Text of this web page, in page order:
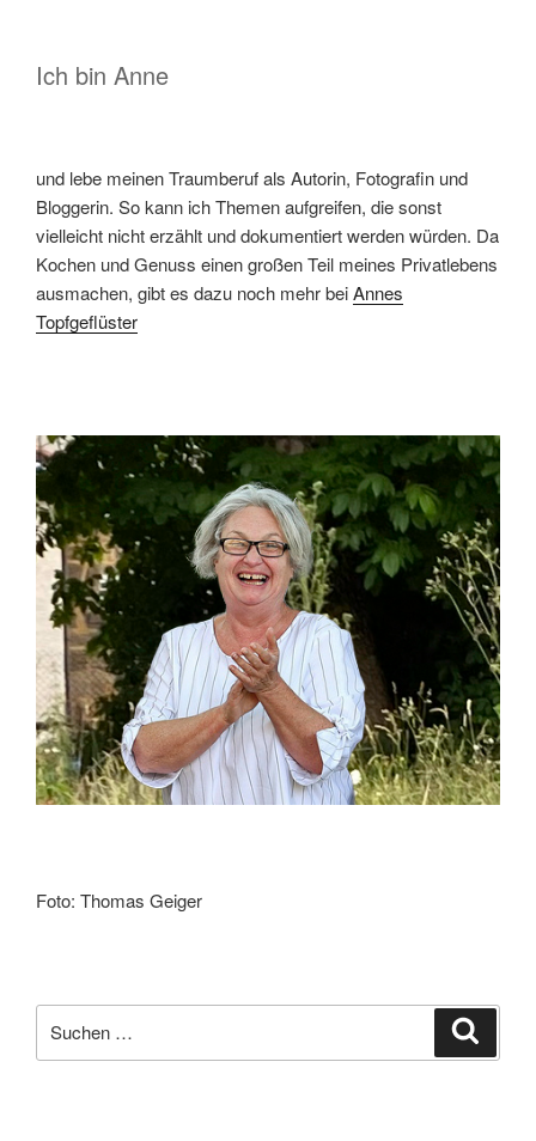
Ich bin Anne
und lebe meinen Traumberuf als Autorin, Fotografin und
Bloggerin. So kann ich Themen aufgreifen, die sonst
vielleicht nicht erzählt und dokumentiert werden würden. Da
Kochen und Genuss einen großen Teil meines Privatlebens
ausmachen, gibt es dazu noch mehr beiAnnes
Topfgeflüster
Foto: Thomas Geiger
nach: